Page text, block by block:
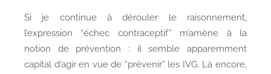
Si je continue à dérouler le raisonnement,
l’expression “échec contraceptif” m’amène à la
notion de prévention : il semble apparemment
capital d’agir en vue de “prévenir” les IVG. Là encore,